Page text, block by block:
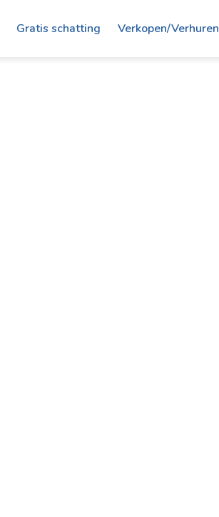
Gratis schatting Verkopen/Verhuren